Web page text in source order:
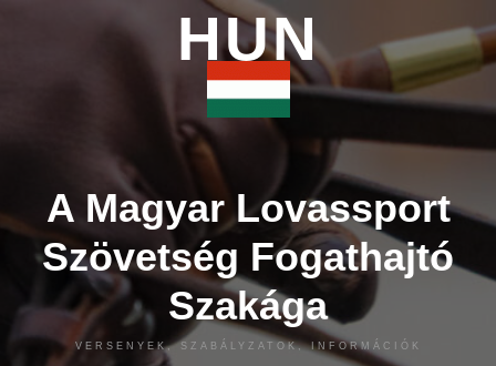
HUN
A Magyar Lovassport
Szövetség Fogathajtó
Szakága
VERSENYEK, SZABÁLYZATOK, INFORMÁCIÓK